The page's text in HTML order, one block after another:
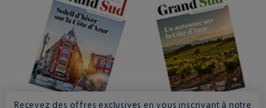
Recevez des offres exclusives en vous inscrivant à notre